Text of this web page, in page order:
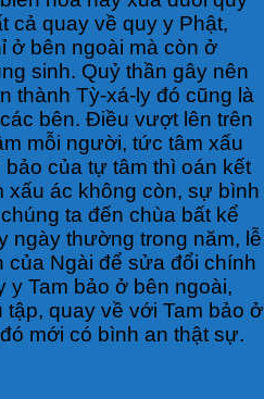
cả quay về quy y Phật,
ở bên ngoài mà còn ở
sinh. Quỷ thần gây nên
thành Tỳ-xá-ly đó cũng là
bên. Điều vượt lên trên
mỗi người, tức tâm xấu
của tự tâm thì oán kết
xấu ác không còn, sự bình
ta đến chùa bất kể
ngày thường trong năm, lễ
của Ngài để sửa đổi chính
y Tam bảo ở bên ngoài,
quay về với Tam bảo ở
mới có bình an thật sự.